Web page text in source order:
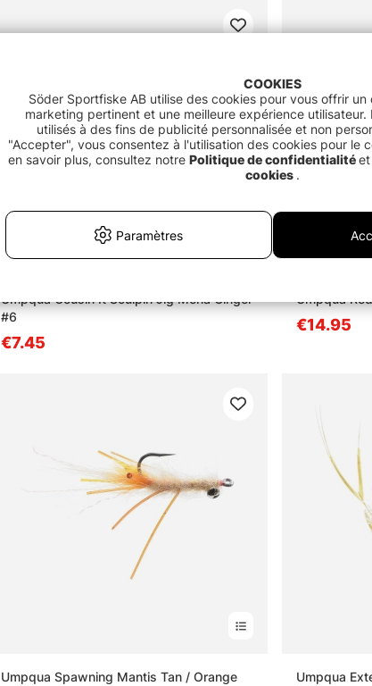
Umpqua Cousin It Sculpin Jig Mena Ginger
#6
€7.45
Umpqua
€14.95
Umpqua Spawning Mantis Tan / Orange
Umpqua
COOKIES
Söder Sportfiske AB utilise des cookies pour vous offrir un
marketing pertinent et une meilleure expérience
utilisés à des fins de publicité personnalisée et non
"Accepter", vous consentez à l'utilisation des cookies pour le
en savoir plus, consultez notre Politique de confidentialité
cookies .
Paramètres